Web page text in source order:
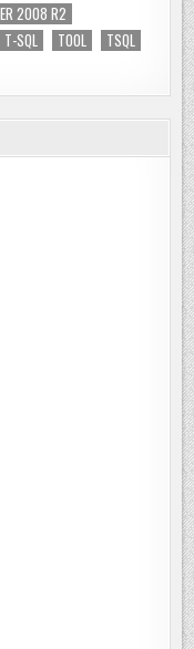
2008 R2
T-SQL TOOL
TSQL